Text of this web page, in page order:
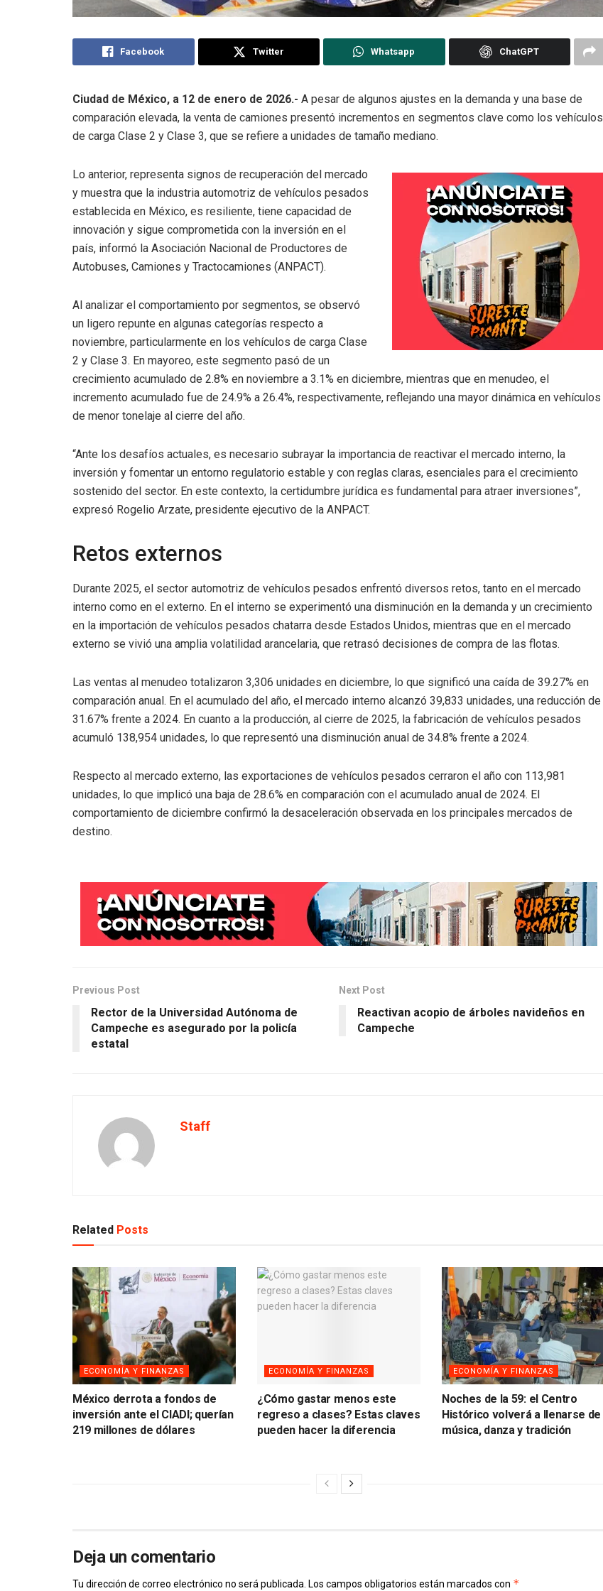
Facebook Twitter Whatsapp ChatGPT
Ciudad de México, a 12 de enero de 2026.- A pesar de algunos ajustes en la demanda y una base de
comparación elevada, la venta de camiones presentó incrementos en segmentos clave como los vehículos
de carga Clase 2 y Clase 3, que se refiere a unidades de tamaño mediano.
Lo anterior, representa signos de recuperación del mercado
y muestra que la industria automotriz de vehículos pesados
establecida en México, es resiliente, tiene capacidad de
innovación y sigue comprometida con la inversión en el
país, informó la Asociación Nacional de Productores de
Autobuses, Camiones y Tractocamiones (ANPACT).
Al analizar el comportamiento por segmentos, se observó
un ligero repunte en algunas categorías respecto a
noviembre, particularmente en los vehículos de carga Clase
2 y Clase 3. En mayoreo, este segmento pasó de un
crecimiento acumulado de 2.8% en noviembre a 3.1% en diciembre, mientras que en menudeo, el
incremento acumulado fue de 24.9% a 26.4%, respectivamente, reflejando una mayor dinámica en vehículos
de menor tonelaje al cierre del año.
“Ante los desafíos actuales, es necesario subrayar la importancia de reactivar el mercado interno, la
inversión y fomentar un entorno regulatorio estable y con reglas claras, esenciales para el crecimiento
sostenido del sector. En este contexto, la certidumbre jurídica es fundamental para atraer inversiones”,
expresó Rogelio Arzate, presidente ejecutivo de la ANPACT.
Retos externos
Durante 2025, el sector automotriz de vehículos pesados enfrentó diversos retos, tanto en el mercado
interno como en el externo. En el interno se experimentó una disminución en la demanda y un crecimiento
en la importación de vehículos pesados chatarra desde Estados Unidos, mientras que en el mercado
externo se vivió una amplia volatilidad arancelaria, que retrasó decisiones de compra de las flotas.
Las ventas al menudeo totalizaron 3,306 unidades en diciembre, lo que significó una caída de 39.27% en
comparación anual. En el acumulado del año, el mercado interno alcanzó 39,833 unidades, una reducción de
31.67% frente a 2024. En cuanto a la producción, al cierre de 2025, la fabricación de vehículos pesados
acumuló 138,954 unidades, lo que representó una disminución anual de 34.8% frente a 2024.
Respecto al mercado externo, las exportaciones de vehículos pesados cerraron el año con 113,981
unidades, lo que implicó una baja de 28.6% en comparación con el acumulado anual de 2024. El
comportamiento de diciembre confirmó la desaceleración observada en los principales mercados de
destino.
Previous Post
Rector de la Universidad Autónoma de
Campeche es asegurado por la policía
estatal
Next Post
Reactivan acopio de árboles navideños en
Campeche
Staff
Related Posts
ECONOMÍA Y FINANZAS
México derrota a fondos de
inversión ante el CIADI; querían
219 millones de dólares
ECONOMÍA Y FINANZAS
¿Cómo gastar menos este
regreso a clases? Estas claves
pueden hacer la diferencia
ECONOMÍA Y FINANZAS
Noches de la 59: el Centro
Histórico volverá a llenarse de
música, danza y tradición
Deja un comentario
Tu dirección de correo electrónico no será publicada. Los campos obligatorios están marcados con *